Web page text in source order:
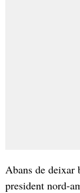
Abans de deixar
president nord-